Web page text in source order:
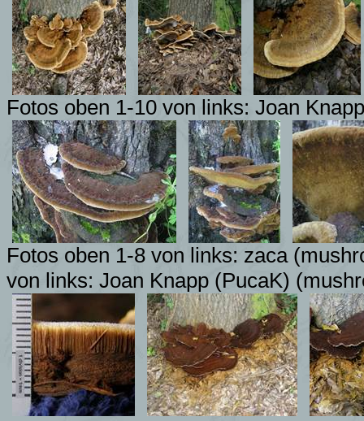
Fotos oben 1-10 von links: Joan
Fotos oben 1-8 von links: zaca
von links: Joan Knapp (PucaK)